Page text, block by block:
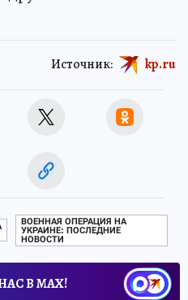
Источник: kp.ru
ВОЕННАЯ ОПЕРАЦИЯ НА
УКРАИНЕ: ПОСЛЕДНИЕ
НОВОСТИ
В МАХ!